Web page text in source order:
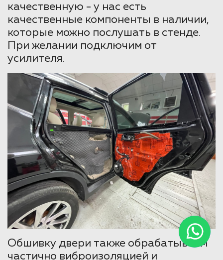
качественную - у нас есть
качественные компоненты в наличии,
которые можно послушать в стенде.
При желании подключим от
усилителя.
Обшивку двери также обрабатываем
частично виброизоляцией и